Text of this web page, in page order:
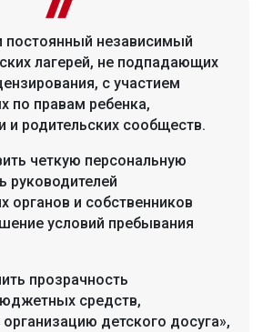
постоянный независимый
лагерей, не подпадающих
с участием
по правам ребенка,
и родительских сообществ.
четкую персональную
руководителей
органов и собственников
условий пребывания
прозрачность
средств,
детского досуга»,